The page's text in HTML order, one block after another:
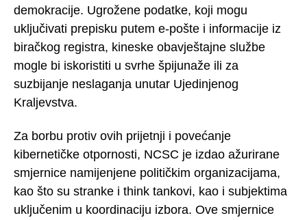
demokracije. Ugrožene podatke, koji mogu
uključivati prepisku putem e-pošte i informacije iz
biračkog registra, kineske obavještajne službe
mogle bi iskoristiti u svrhe špijunaže ili za
suzbijanje neslaganja unutar Ujedinjenog
Kraljevstva.
Za borbu protiv ovih prijetnji i povećanje
kibernetičke otpornosti, NCSC je izdao ažurirane
smjernice namijenjene političkim organizacijama,
kao što su stranke i think tankovi, kao i subjektima
uključenim u koordinaciju izbora. Ove smjernice